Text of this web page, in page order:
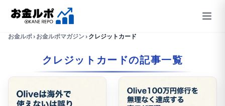
お金ルポ›お金ルポマガジン›クレジットカード
クレジットカードの記事一覧